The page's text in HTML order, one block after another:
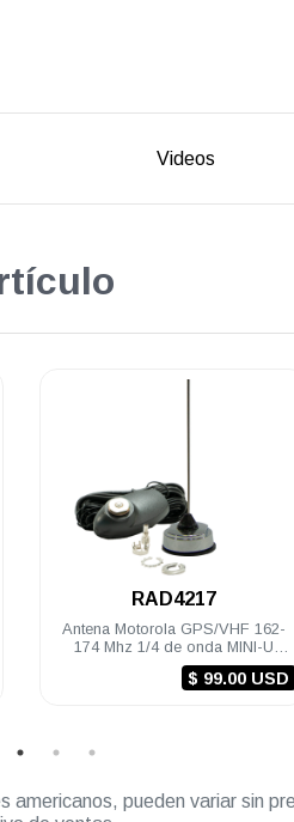
Videos
RAD4217
Antena Motorola GPS/VHF 162-
174 Mhz 1/4 de onda MINI-U
cable montaje y conectores
DGM8000e DGM8000
$ 99.00 USD
americanos, pueden variar sin